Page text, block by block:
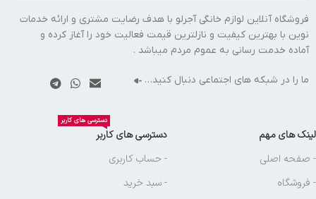
فروشگاه آنلاین لوازم خانگی آجرلو با هدف رضایت مشتری و ارائه خدمات
نوین با بهترین کیفیت و نازلترین قیمت فعالیت خود را آغاز کرده و
آماده خدمت رسانی به عموم مردم میباشد .
ما را در شبکه های اجتماعی دنبال کنید…
لینک های مهم
- صفحه اصلی
- فروشگاه
دسترسی های کاربر
دسترسی های کاربر
- حساب کاربری
- سبد خرید